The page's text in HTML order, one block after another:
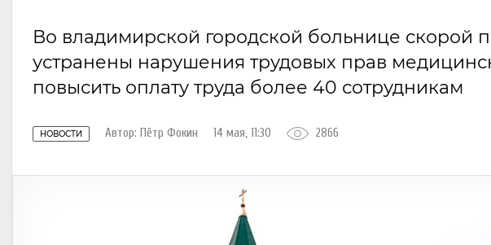
Во владимирской городской больнице скорой
устранены нарушения трудовых прав
повысить оплату труда более 40 сотрудникам
НОВОСТИ Автор: Пётр Фокин 14 мая, 11:30 2866